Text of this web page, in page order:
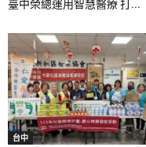
臺中榮總運用智慧醫療 打...
台中